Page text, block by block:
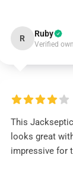
R Ruby
Verified
This
looks great
impressive for